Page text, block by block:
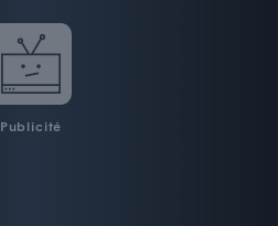
Publicité